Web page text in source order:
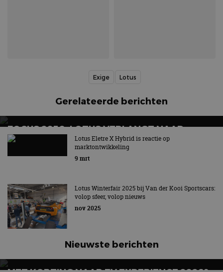
Exige Lotus
Gerelateerde berichten
FOCUS 2030: LOTUS VERLANGT NAAR
WINST, ZET IN OP HYBRIDE EN NIEUWE
Lotus Type 135 wordt V8-hybride supercar en komt in
Lotus Eletre X Hybrid is reactie op
marktontwikkeling
9 mrt
Lotus Winterfair 2025 bij Van der Kooi Sportscars:
volop sfeer, volop nieuws
nov 2025
Nieuwste berichten